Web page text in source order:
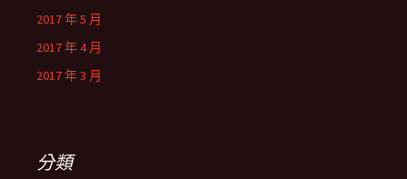
2017 年 5 月
2017 年 4 月
2017 年 3 月
分類